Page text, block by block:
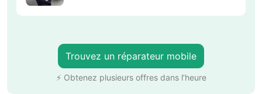
Trouvez un réparateur mobile
⚡ Obtenez plusieurs offres dans l’heure